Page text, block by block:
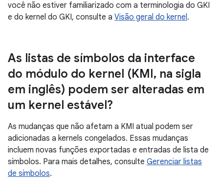
você não estiver familiarizado com a terminologia do GKI
e do kernel do GKI, consulte a Visão geral do kernel.
As listas de símbolos da interface
do módulo do kernel (KMI, na sigla
em inglês) podem ser alteradas em
um kernel estável?
As mudanças que não afetam a KMI atual podem ser
adicionadas a kernels congelados. Essas mudanças
incluem novas funções exportadas e entradas de lista de
símbolos. Para mais detalhes, consulte Gerenciar listas
de símbolos.